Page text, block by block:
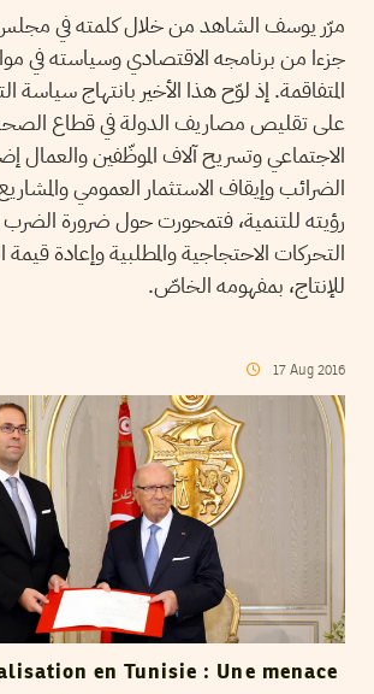
مرّر يوسف الشاهد من خلال كلمته في
جزءا من برنامجه الاقتصادي وسياسته في
المتفاقمة. إذ لوّح هذا الأخير بانتهاج سياسة
على تقليص مصاريف الدولة في قطاع
الاجتماعي وتسريح آلاف الموظّفين والعمال
الضرائب وإيقاف الاستثمار العمومي
رؤيته للتنمية، فتمحورت حول ضرورة
التحركات الاحتجاجية والمطلبية وإعادة
للإنتاج، بمفهومه الخاصّ.
17 Aug 2016
en Tunisie : Une menace